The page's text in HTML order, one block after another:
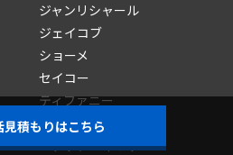
見積もりはこちら
ジャンリシャール
ジェイコブ
ショーメ
セイコー
ティファニー
ティソ
パテックフィリップ